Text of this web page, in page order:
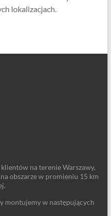
lokalizacjach.
na terenie Warszawy,
obszarze w promieniu 15 km
montujemy w następujących